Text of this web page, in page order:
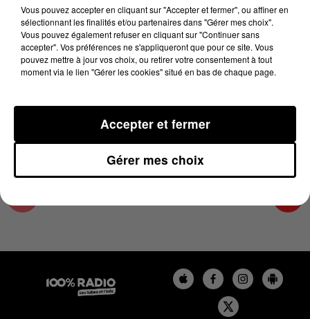
18 juillet 2023 - 1 min 12 sec
L'AGENDA DU PAYS CATALANS DU 18/07/2023
À 07H49
L'agenda du Pays catalan
Vous pouvez accepter en cliquant sur "Accepter et fermer", ou affiner en
sélectionnant les finalités et/ou partenaires dans "Gérer mes choix".
Vous pouvez également refuser en cliquant sur "Continuer sans
accepter". Vos préférences ne s'appliqueront que pour ce site. Vous
pouvez mettre à jour vos choix, ou retirer votre consentement à tout
moment via le lien "Gérer les cookies" situé en bas de chaque page.
Gérer mes choix
Accepter et fermer